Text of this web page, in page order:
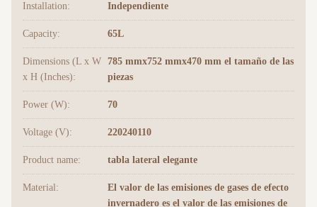
Installation: Independiente
Capacity: 65L
Dimensions (L x W
x H (Inches):
785 mmx752 mmx470 mm el tamaño de las
piezas
Power (W): 70
Voltage (V): 220240110
Product name: tabla lateral elegante
Material:
El valor de las emisiones de gases de efecto
invernadero es el valor de las emisiones de